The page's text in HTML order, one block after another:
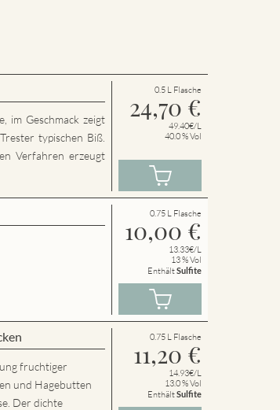
im Geschmack zeigt
typischen Biß.
Verfahren erzeugt
0.5 L Flasche
24,70 €
49.40€/L
40.0 % Vol
0.75 L Flasche
10,00 €
13.33€/L
13 % Vol
EnthältSulfite
fruchtiger
und Hagebutten
Der dichte
0.75 L Flasche
11,20 €
14.93€/L
13.0 % Vol
EnthältSulfite